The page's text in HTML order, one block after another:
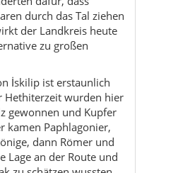
İskilip ist erstaunlich
Hethiterzeit wurden hier
gewonnen und Kupfer
kamen Paphlagonier,
dann Römer und
Lage an der Route und
zu schätzen wussten.
Seldschuken und den
Beyliks wurde
geprägten Welt
Osmanen die Region